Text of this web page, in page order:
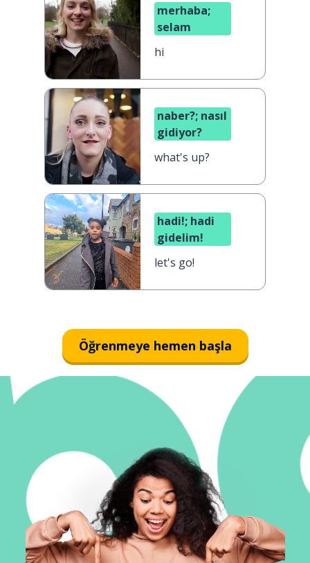
merhaba;
selam
hi
naber?; nasıl
gidiyor?
what's up?
hadi!; hadi
gidelim!
let's go!
Öğrenmeye hemen başla